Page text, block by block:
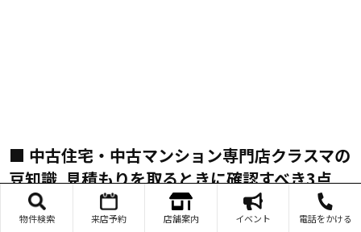
■ 中古住宅・中古マンション専門店クラスマの
豆知識 ―― 見積もりを取るときに確認すべき3点
物件検索 来店予約 店舗案内 イベント 電話をかける